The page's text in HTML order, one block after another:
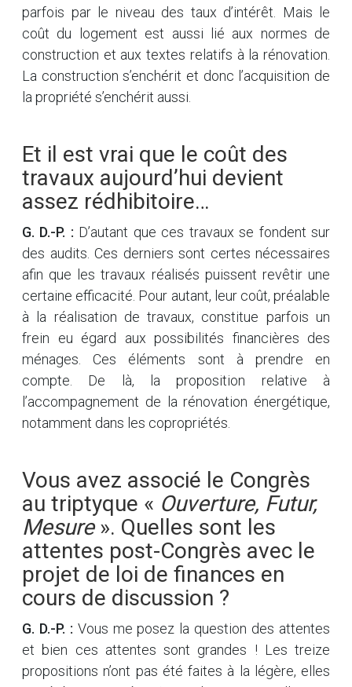
parfois par le niveau des taux d’intérêt. Mais le
coût du logement est aussi lié aux normes de
construction et aux textes relatifs à la rénovation.
La construction s’enchérit et donc l’acquisition de
la propriété s’enchérit aussi.
Et il est vrai que le coût des
travaux aujourd’hui devient
assez rédhibitoire…
G. D.-P. : D’autant que ces travaux se fondent sur
des audits. Ces derniers sont certes nécessaires
afin que les travaux réalisés puissent revêtir une
certaine efficacité. Pour autant, leur coût, préalable
à la réalisation de travaux, constitue parfois un
frein eu égard aux possibilités financières des
ménages. Ces éléments sont à prendre en
compte. De là, la proposition relative à
l’accompagnement de la rénovation énergétique,
notamment dans les copropriétés.
Vous avez associé le Congrès
au triptyque « Ouverture, Futur,
Mesure». Quelles sont les
attentes post-Congrès avec le
projet de loi de finances en
cours de discussion ?
G. D.-P. : Vous me posez la question des attentes
et bien ces attentes sont grandes ! Les treize
propositions n’ont pas été faites à la légère, elles